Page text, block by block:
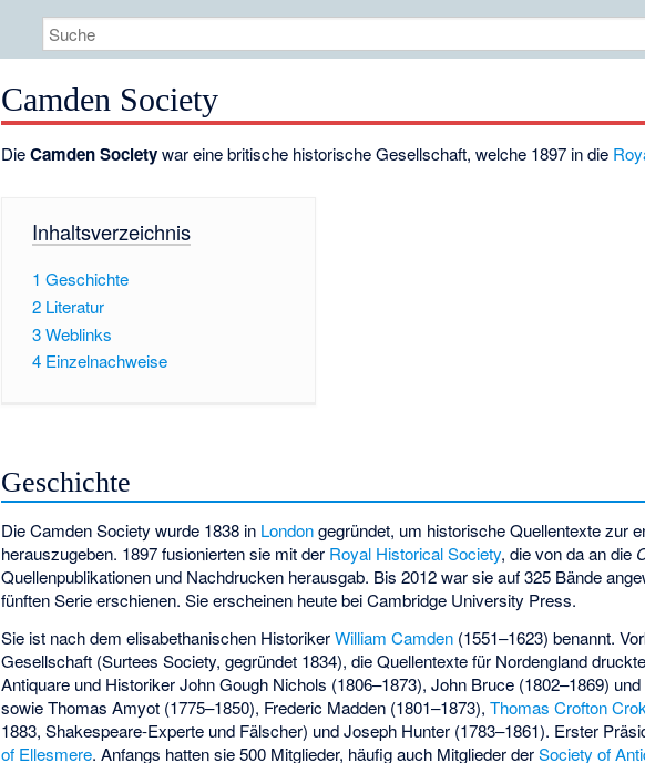
Camden Society
DieCamden Societywar eine britische historische Gesellschaft, welche 1897 in die
Inhaltsverzeichnis
1 Geschichte
2 Literatur
3Weblinks
4 Einzelnachweise
Geschichte
Die Camden Society wurde 1838 in Londongegründet, um historische Quellentexte zur
herauszugeben. 1897 fusionierten sie mit der Royal Historical Society, die von da an die
Quellenpublikationen und Nachdrucken herausgab. Bis 2012 war sie auf 325 Bände
fünften Serie erschienen. Sie erscheinen heute bei Cambridge University Press.
Sie ist nach dem elisabethanischen HistorikerWilliam Camden (1551–1623) benannt.
Gesellschaft (Surtees Society, gegründet 1834), die Quellentexte für Nordengland
Antiquare und HistorikerJohn Gough Nichols (1806–1873), John Bruce (1802–1869)
sowieThomas Amyot (1775–1850), Frederic Madden (1801–1873),Thomas Crofton
1883, Shakespeare-Experte und Fälscher) und Joseph Hunter (1783–1861). Erster
of Ellesmere. Anfangs hatten sie 500 Mitglieder, häufig auch Mitglieder derSociety of